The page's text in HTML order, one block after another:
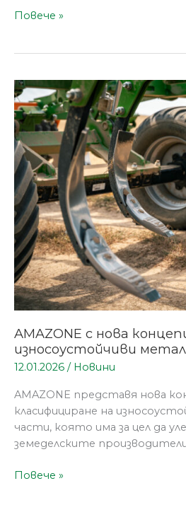
Повече »
AMAZONE с нова
износоустойчиви
12.01.2026 / Новини
AMAZONE представя нова
класифициране на
части, която има за цел да
земеделските
AMAZONE
с
нова
концепция
за
износоустойчиви
метални
части
Повече »